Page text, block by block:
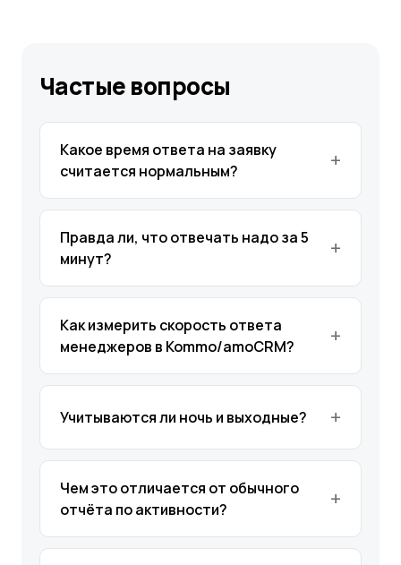
Частые вопросы
Какое время ответа на заявку
считается нормальным?
Правда ли, что отвечать надо за 5
минут?
Как измерить скорость ответа
менеджеров в Kommo/amoCRM?
Учитываются ли ночь и выходные?
Чем это отличается от обычного
отчёта по активности?